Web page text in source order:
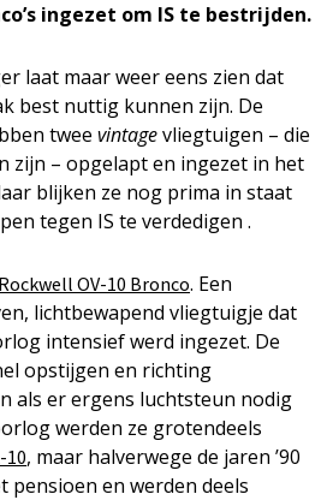
ingezet om IS te bestrijden.
laat maar weer eens zien dat
best nuttig kunnen zijn. De
twee vintagevliegtuigen – die
zijn – opgelapt en ingezet in het
blijken ze nog prima in staat
tegen IS te verdedigen .
Rockwell OV-10 Bronco. Een
lichtbewapend vliegtuigje dat
intensief werd ingezet. De
opstijgen en richting
als er ergens luchtsteun nodig
werden ze grotendeels
10, maar halverwege de jaren ’90
pensioen en werden deels